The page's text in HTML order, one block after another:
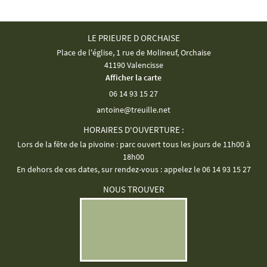
LE PRIEURE D ORCHAISE
Place de l'église, 1 rue de Molineuf, Orchaise
41190 Valencisse
Afficher la carte
06 14 93 15 27
HORAIRES D'OUVERTURE :
Lors de la fête de la pivoine : parc ouvert tous les jours de 11h00 à
18h00
En dehors de ces dates, sur rendez-vous : appelez le 06 14 93 15 27
NOUS TROUVER